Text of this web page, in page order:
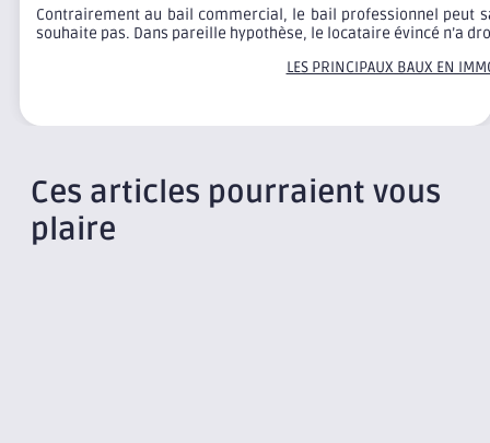
Contrairement au bail commercial, le bail professionnel peut
souhaite pas. Dans pareille hypothèse, le locataire évincé n’a
LES PRINCIPAUX BAUX EN
Ces articles pourraient vous
plaire